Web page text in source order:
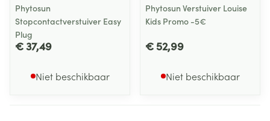
Phytosun
Stopcontactverstuiver Easy
Plug
€ 37,49
Niet beschikbaar
Phytosun Verstuiver Louise
Kids Promo -5€
€ 52,99
Niet beschikbaar